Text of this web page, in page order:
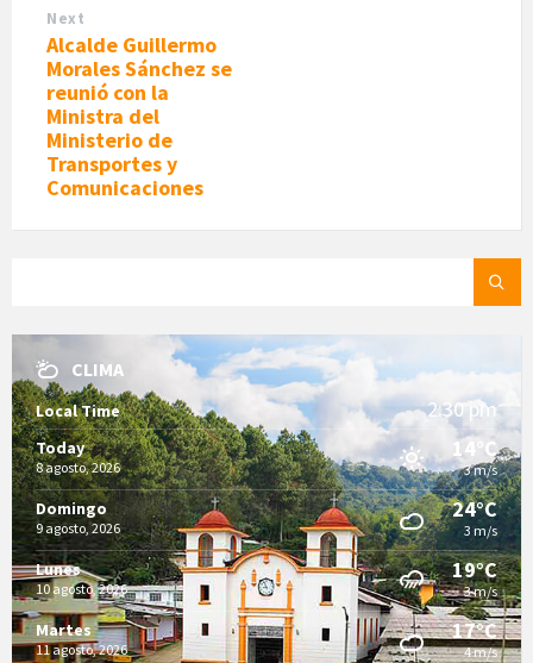
Next
Alcalde Guillermo
Morales Sánchez se
reunió con la
Ministra del
Ministerio de
Transportes y
Comunicaciones
CLIMA
Local Time 2:30 pm
Today
8 agosto, 2026
14°C
3 m/s
Domingo
9 agosto, 2026
24°C
3 m/s
Lunes
10 agosto, 2026
19°C
3 m/s
Martes
11 agosto, 2026
17°C
4 m/s